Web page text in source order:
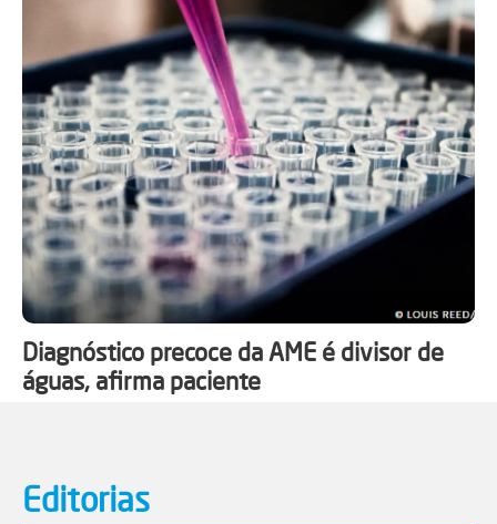
Diagnóstico precoce da AME é divisor de
águas, afirma paciente
Editorias